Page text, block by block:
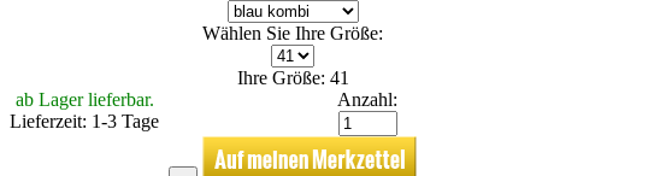
Wählen Sie Ihre Größe:
Ihre Größe: 41
ab Lager lieferbar.
Lieferzeit: 1-3 Tage
Anzahl: